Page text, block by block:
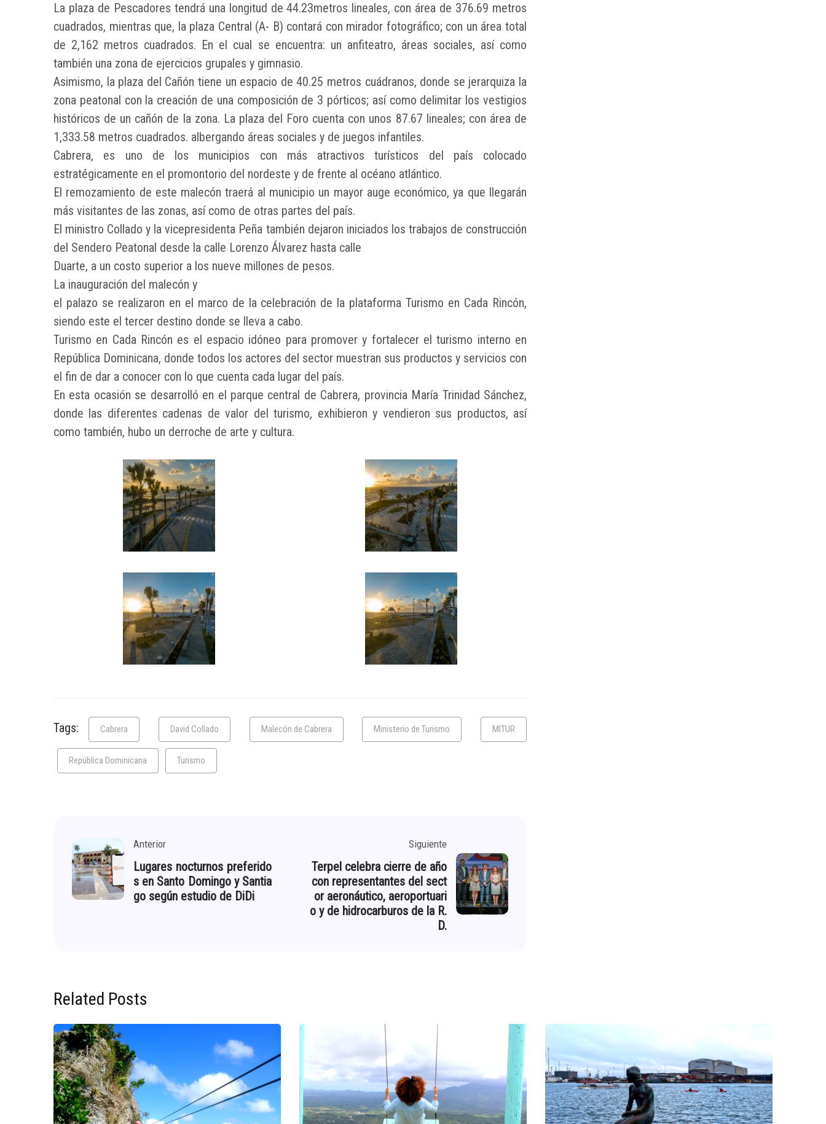
La plaza de Pescadores tendrá una longitud de 44.23metros lineales, con área de 376.69 metros
cuadrados, mientras que, la plaza Central (A- B) contará con mirador fotográfico; con un área total
de 2,162 metros cuadrados. En el cual se encuentra: un anfiteatro, áreas sociales, así como
también una zona de ejercicios grupales y gimnasio.
Asimismo, la plaza del Cañón tiene un espacio de 40.25 metros cuádranos, donde se jerarquiza la
zona peatonal con la creación de una composición de 3 pórticos; así como delimitar los vestigios
históricos de un cañón de la zona. La plaza del Foro cuenta con unos 87.67 lineales; con área de
1,333.58 metros cuadrados. albergando áreas sociales y de juegos infantiles.
Cabrera, es uno de los municipios con más atractivos turísticos del país colocado
estratégicamente en el promontorio del nordeste y de frente al océano atlántico.
El remozamiento de este malecón traerá al municipio un mayor auge económico, ya que llegarán
más visitantes de las zonas, así como de otras partes del país.
El ministro Collado y la vicepresidenta Peña también dejaron iniciados los trabajos de construcción
del Sendero Peatonal desde la calle Lorenzo Álvarez hasta calle
Duarte, a un costo superior a los nueve millones de pesos.
La inauguración del malecón y
el palazo se realizaron en el marco de la celebración de la plataforma Turismo en Cada Rincón,
siendo este el tercer destino donde se lleva a cabo.
Turismo en Cada Rincón es el espacio idóneo para promover y fortalecer el turismo interno en
República Dominicana, donde todos los actores del sector muestran sus productos y servicios con
el fin de dar a conocer con lo que cuenta cada lugar del país.
En esta ocasión se desarrolló en el parque central de Cabrera, provincia María Trinidad Sánchez,
donde las diferentes cadenas de valor del turismo, exhibieron y vendieron sus productos, así
como también, hubo un derroche de arte y cultura.
Tags: Cabrera David Collado Malecón de Cabrera Ministerio de Turismo MITUR
República Dominicana Turismo
Anterior
Lugares nocturnos preferido
s en Santo Domingo y Santia
go según estudio de DiDi
Siguiente
Terpel celebra cierre de año
con representantes del sect
or aeronáutico, aeroportuari
o y de hidrocarburos de la R.
D.
Related Posts